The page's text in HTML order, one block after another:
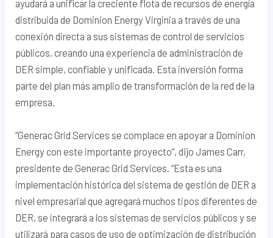
ayudará a unificar la creciente flota de recursos de energía
distribuida de Dominion Energy Virginia a través de una
conexión directa a sus sistemas de control de servicios
públicos, creando una experiencia de administración de
DER simple, confiable y unificada. Esta inversión forma
parte del plan más amplio de transformación de la red de la
empresa.
“Generac Grid Services se complace en apoyar a Dominion
Energy con este importante proyecto”, dijo James Carr,
presidente de Generac Grid Services. “Esta es una
implementación histórica del sistema de gestión de DER a
nivel empresarial que agregará muchos tipos diferentes de
DER, se integrará a los sistemas de servicios públicos y se
utilizará para casos de uso de optimización de distribución